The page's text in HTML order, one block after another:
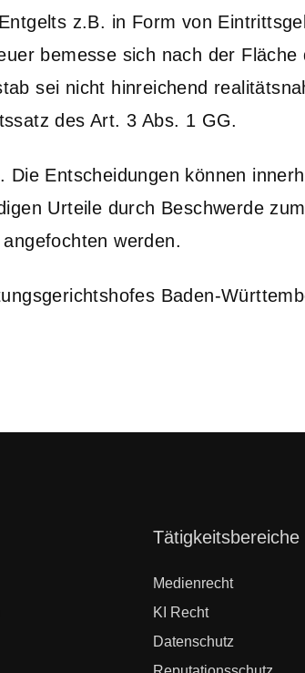
z.B. in Form von
bemesse sich nach der Fläche
sei nicht hinreichend
des Art. 3 Abs. 1 GG.
Die Entscheidungen können
Urteile durch Beschwerde zum
werden.
Baden-
Navigation
Tätigkeitsbereiche
Medienrecht
KI Recht
Datenschutz